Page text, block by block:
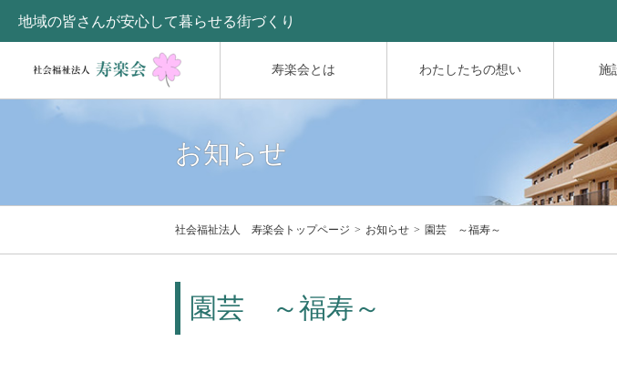
寿楽会とは わたしたちの想い 施
地域の皆さんが安心して暮らせる街づくり
お知らせ
社会福祉法人 寿楽会トップページ お知らせ 園芸 ～福寿～
園芸 ～福寿～